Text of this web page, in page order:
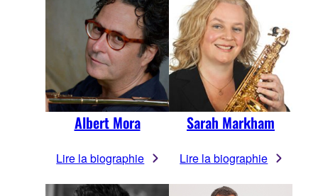
Albert Mora
Lire la biographie
Sarah Markham
Lire la biographie